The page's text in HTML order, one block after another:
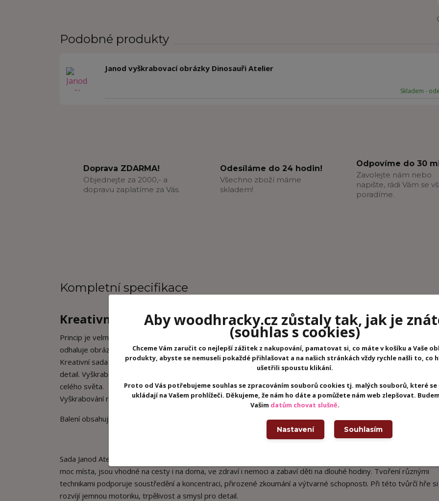
Podobné produkty
Janod vyškrabovací obrázky Dinosauři Atelier
Skladem -
Doprava ZDARMA!
Objednejte za 2000,- a
dopravu zaplatíme za Vás.
Odesíláme do 24 hodin!
Všechno zboží máme
skladem!
Odpovíme do 30
Zavolejte nám nebo
napište, rádi Vám se
poradíme.
Kompletní specifikace
Kreativní sada vyškrabovací obrázky Zvířátka světa Janod.
Princip je velmi jednoduchý: každá karta je pokryta barevným inkoustem, který musí být vyškrábán. Vaše dítě
odhaluje obrázky pod inkoustem a pak si je může hrdě vystavit ve svém dětském pokoji!
Kreativní sada na tvoření Vyškrabovací obrázky Zvířátka světa rozvíjí jemnou motoriku, trpělivost a smysl pro
detail. Vyškrabování je základem umělecké činnosti. Vaše dítě najde v této tvůrčí kreativní hře nádherné kresby
celého světa.
Vyškrabování rozvíjí trpělivost a koncentraci Vašeho dítěte.
Balení obsahuje 5 karet různých zvířátek, 1ks dřívka na vyškrabávání.
Sada Janod Atelier je určena pro tvoření, podporu dovednosti a představivosti u dětí. Kreativní hračky pro děti
moc místa, jsou vhodné na cesty i na doma, ve zdraví i nemoci a zabaví děti na dlouhé hodiny. Tvoření různými
technikami podporuje soustředění a koncentraci, přirozené zkoumání a výtvarné schopnosti. Při této tvůrčí hře
rozvíjí jemnou motoriku, trpělivost a smysl pro detail.
Aby woodhracky.cz zůstaly tak, jak je
(souhlas s cookies)
Chceme Vám zaručit co nejlepší zážitek z nakupování, pamatovat si, co máte v košíku a Vaše
produkty, abyste se nemuseli pokaždé přihlašovat a na našich stránkách vždy rychle našli to, co
ušetřili spoustu klikání.
Proto od Vás potřebujeme souhlas se zpracováním souborů cookies tj. malých souborů, které se
ukládají na Vašem prohlížeči. Děkujeme, že nám ho dáte a pomůžete nám web zlepšovat.
Vašim datům chovat slušně.
Nastavení Souhlasím